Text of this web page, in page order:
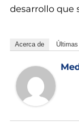
desarrollo que
Acerca de